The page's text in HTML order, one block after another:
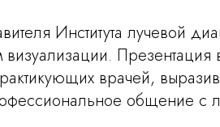
Института лучевой
Презентация
врачей,
общение с